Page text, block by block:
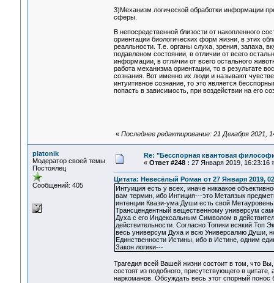
3)Механизм логической обработки информации
сферы.
В непосредственной близости от накопленного
ориентации биологических форм жизни, в этих
реалльности. Т.е. органы слуха, зрения, запаха,
подавленом состоянии, в отличии от всего
информации, в отличии от всего остального
работа механизма ориентации, то в результате
сознания. Вот именно их люди и называют
интуитивное сознание, то это является
попасть в зависимость, при воздействии на его
« Последнее редактирование: 21 Декабря 2021,
platonik
Модератор своей темы
Постоялец
Сообщений: 405
Re: "Бесспорная квантовая
« Ответ #248 : 27 Января 2019, 16:23:16
Цитата: Невесёлый Роман от 27 Января 2019,
Интуиция есть у всех, иначе никаакое
вам термин, ибо Интиция---это Метаязык
интенции Квази-ума Души есть свой
Трансцендентный вещественному универсум
Духа с его Индексальным Символом в
действительности. Согласно Топики всякий Топ
весь универсум Духа и всю Универсалию Души,
Единственности Истины, ибо в Истине, одним
Закон логики---
Трагедия всей Вашей жизни состоит в том, что
состоят из подобного, присутствующего в
наркоманов. Обсуждать весь этот спорный